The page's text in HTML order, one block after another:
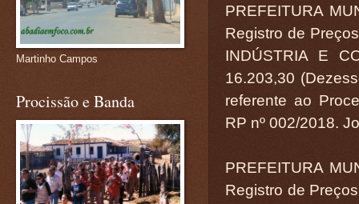
PREFEITURA
Registro de
INDÚSTRIA E
16.203,30
referente ao
RP nº 002/2018.
PREFEITURA
Registro de
Martinho Campos
Procissão e Banda